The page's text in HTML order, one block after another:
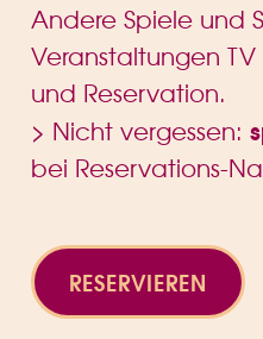
Andere Spiele und
Veranstaltungen
und Reservation.
> Nicht vergessen:
bei Reservations-
RESERVIEREN